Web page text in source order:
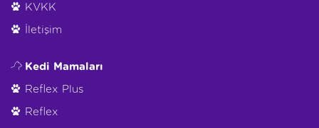
KVKK
İletişim
Kedi Mamaları
Reflex Plus
Reflex